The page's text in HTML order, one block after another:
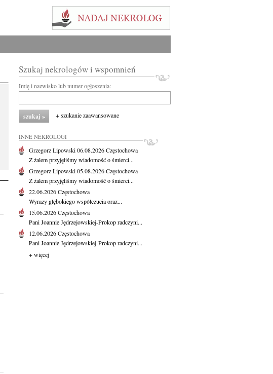
Szukaj nekrologów i wspomnień
Imię i nazwisko lub numer ogłoszenia:
+ szukanie zaawansowane
INNE NEKROLOGI
Grzegorz Lipowski06.08.2026Częstochowa
Z żalem przyjęliśmy wiadomość o śmierci...
Grzegorz Lipowski05.08.2026Częstochowa
Z żalem przyjęliśmy wiadomość o śmierci...
22.06.2026Częstochowa
Wyrazy głębokiego współczucia oraz...
15.06.2026Częstochowa
Pani Joannie Jędrzejowskiej-Prokop radczyni...
12.06.2026Częstochowa
Pani Joannie Jędrzejowskiej-Prokop radczyni...
+ więcej